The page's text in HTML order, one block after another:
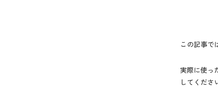
この記事で
実際に使っ
してくださ